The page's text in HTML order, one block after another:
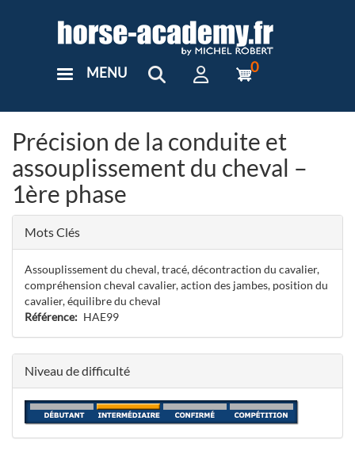
User
MENU 0
Précision de la conduite et
assouplissement du cheval –
1ère phase
Mots Clés
Assouplissement du cheval, tracé, décontraction du cavalier,
compréhension cheval cavalier, action des jambes, position du
cavalier, équilibre du cheval
Référence
HAE99
Niveau de difficulté